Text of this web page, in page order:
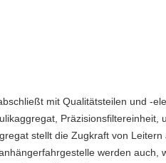
mit Qualitätsteilen und -
Präzisionsfiltereinheit,
stellt die Zugkraft von Leitern
werden auch,